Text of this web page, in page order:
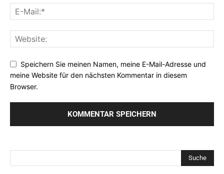
Speichern Sie meinen Namen, meine E-Mail-Adresse und
meine Website für den nächsten Kommentar in diesem
Browser.